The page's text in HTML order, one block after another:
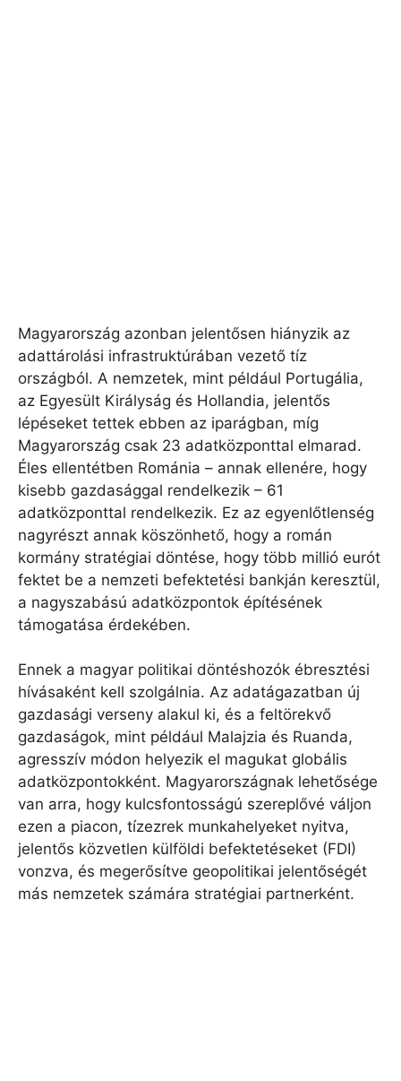
Magyarország azonban jelentősen hiányzik az
adattárolási infrastruktúrában vezető tíz
országból. A nemzetek, mint például Portugália,
az Egyesült Királyság és Hollandia, jelentős
lépéseket tettek ebben az iparágban, míg
Magyarország csak 23 adatközponttal elmarad.
Éles ellentétben Románia – annak ellenére, hogy
kisebb gazdasággal rendelkezik – 61
adatközponttal rendelkezik. Ez az egyenlőtlenség
nagyrészt annak köszönhető, hogy a román
kormány stratégiai döntése, hogy több millió eurót
fektet be a nemzeti befektetési bankján keresztül,
a nagyszabású adatközpontok építésének
támogatása érdekében.
Ennek a magyar politikai döntéshozók ébresztési
hívásaként kell szolgálnia. Az adatágazatban új
gazdasági verseny alakul ki, és a feltörekvő
gazdaságok, mint például Malajzia és Ruanda,
agresszív módon helyezik el magukat globális
adatközpontokként. Magyarországnak lehetősége
van arra, hogy kulcsfontosságú szereplővé váljon
ezen a piacon, tízezrek munkahelyeket nyitva,
jelentős közvetlen külföldi befektetéseket (FDI)
vonzva, és megerősítve geopolitikai jelentőségét
más nemzetek számára stratégiai partnerként.